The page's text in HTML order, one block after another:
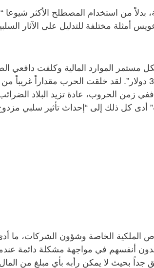
بدلاً من استخدام المصطلح الأكثر شيوعا
مختلفة للتدليل على الآثار
الموارد المالية وكلفت دافعي
قام عويس بعرض بعض الأرقام الحديثة، قائلاً إنه وفقاً لحساباته “تبلغ الكلفة في الدقيقة: 371,000
زمن الحروب، عادة تزيد البلاد
كل ذلك إلى “إحداث تأثير سلبي مزدوج
الخاصة وشؤون الشركات، ما أدى
أنفسهم في مواجهة مشكلة دائمة
بحيث لا يمكن رأبه بأي مبلغ من